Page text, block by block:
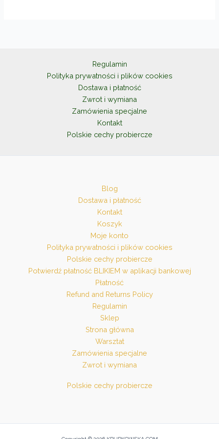
na
stronie
produktu
Regulamin
Polityka prywatności i plików cookies
Dostawa i płatność
Zwrot i wymiana
Zamówienia specjalne
Kontakt
Polskie cechy probiercze
Blog
Dostawa i płatność
Kontakt
Koszyk
Moje konto
Polityka prywatności i plików cookies
Polskie cechy probiercze
Potwierdź płatność BLIKIEM w aplikacji bankowej
Płatność
Refund and Returns Policy
Regulamin
Sklep
Strona główna
Warsztat
Zamówienia specjalne
Zwrot i wymiana
Polskie cechy probiercze